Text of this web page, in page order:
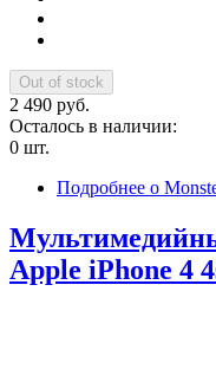
2 490 руб.
Осталось в наличии:
0 шт.
Подробнее о
Apple iPhone 4